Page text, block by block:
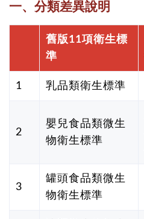
一、分類差異說明
舊版11項衛生標
準
1 乳品類衛生標準
2
嬰兒食品類微生
物衛生標準
3
罐頭食品類微生
物衛生標準